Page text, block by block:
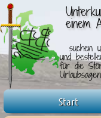
einem
suchen
und
für die
Start